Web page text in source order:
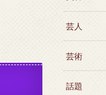
芸人
芸術
話題